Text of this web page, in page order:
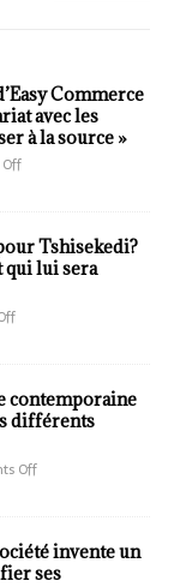
Commerce
avec les
à la source »
Tshisekedi?
qui lui sera
contemporaine
différents
Off
invente un
ses